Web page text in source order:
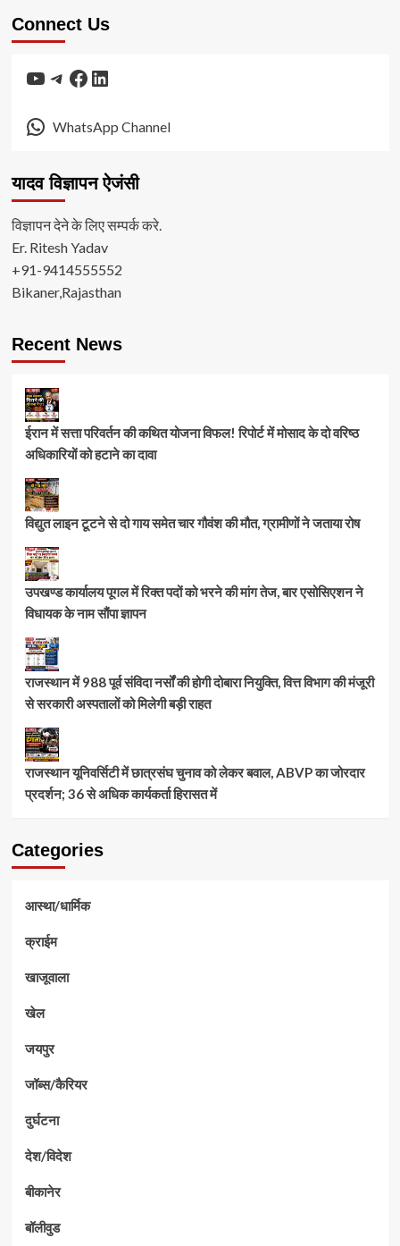
Connect Us
YouTube
Telegram
Facebook
LinkedIn
WhatsApp Channel
यादव विज्ञापन ऐजंसी
विज्ञापन देने के लिए सम्पर्क करे.
Er. Ritesh Yadav
+91-9414555552
Bikaner,Rajasthan
Recent News
ईरान में सत्ता परिवर्तन की कथित योजना विफल! रिपोर्ट में मोसाद के दो वरिष्ठ
अधिकारियों को हटाने का दावा
विद्युत लाइन टूटने से दो गाय समेत चार गौवंश की मौत, ग्रामीणों ने जताया रोष
उपखण्ड कार्यालय पूगल में रिक्त पदों को भरने की मांग तेज, बार एसोसिएशन ने
विधायक के नाम सौंपा ज्ञापन
राजस्थान में 988 पूर्व संविदा नर्सों की होगी दोबारा नियुक्ति, वित्त विभाग की मंजूरी
से सरकारी अस्पतालों को मिलेगी बड़ी राहत
राजस्थान यूनिवर्सिटी में छात्रसंघ चुनाव को लेकर बवाल, ABVP का जोरदार
प्रदर्शन; 36 से अधिक कार्यकर्ता हिरासत में
Categories
आस्था/धार्मिक
क्राईम
खाजूवाला
खेल
जयपुर
जॉब्स/कैरियर
दुर्घटना
देश/विदेश
बीकानेर
बॉलीवुड